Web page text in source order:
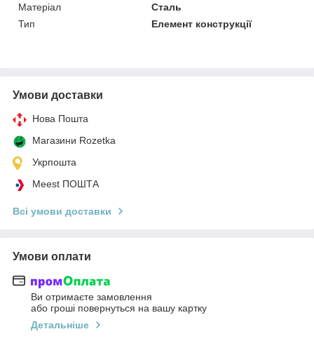
Матеріал
Сталь
Тип
Елемент конструкції
Умови доставки
Нова Пошта
Магазини Rozetka
Укрпошта
Meest ПОШТА
Всі умови доставки
Умови оплати
Ви отримаєте замовлення
або гроші повернуться на вашу картку
Детальніше